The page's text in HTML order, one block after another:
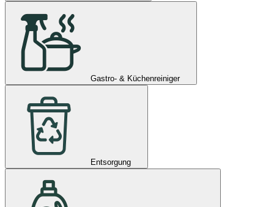
Gastro- & Küchenreiniger
Entsorgung